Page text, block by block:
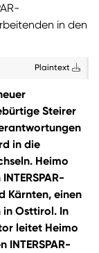
in den
Plaintext
Steirer
in die
Heimo
Kärnten, einen
in Osttirol. In
leitet Heimo